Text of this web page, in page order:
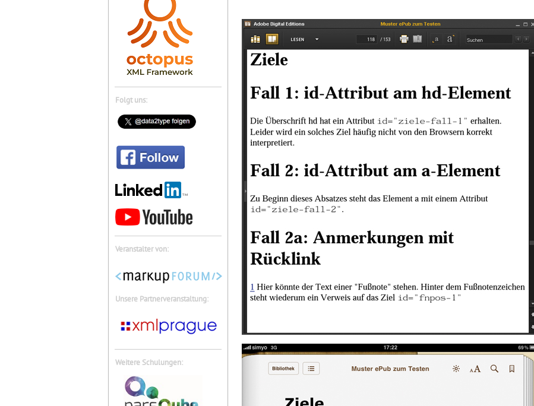
Folgt uns:
Veranstalter von:
Unsere Partnerveranstaltung:
Weitere Schulungen: